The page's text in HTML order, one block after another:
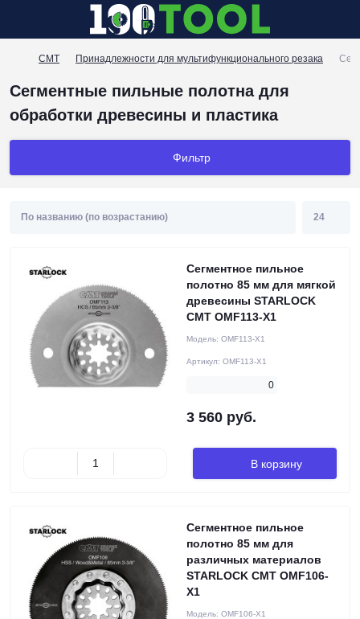
CMT Принадлежности для мультифункционального резака
Сегментные пильные полотна для
обработки древесины и пластика
Фильтр
Сегментное пильное
полотно 85 мм для мягкой
древесины STARLOCK
CMT OMF113-X1
Модель: OMF113-X1
Артикул: OMF113-X1
0
3 560 руб.
В корзину
Сегментное пильное
полотно 85 мм для
различных материалов
STARLOCK CMT OMF106-
X1
Модель: OMF106-X1